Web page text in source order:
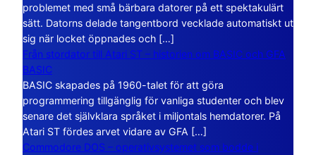
problemet med små bärbara datorer på ett spektakulärt
sätt. Datorns delade tangentbord vecklade automatiskt ut
sig när locket öppnades och […]
Från stordator till Atari ST – historien om BASIC och GFA
BASIC
BASIC skapades på 1960-talet för att göra
programmering tillgänglig för vanliga studenter och blev
senare det självklara språket i miljontals hemdatorer. På
Atari ST fördes arvet vidare av GFA […]
Commodore DOS – operativsystemet som bodde i